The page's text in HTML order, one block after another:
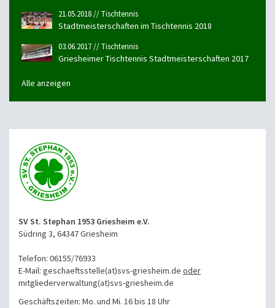
21.05.2018 // Tischtennis
Stadtmeisterschaften im Tischtennis 2018
03.06.2017 // Tischtennis
Griesheimer Tischtennis Stadtmeisterschaften 2017
Alle anzeigen
SV St. Stephan 1953 Griesheim e.V.
Südring 3, 64347 Griesheim
Telefon: 06155/76933
E-Mail: geschaeftsstelle(at)svs-griesheim.de oder
mitgliederverwaltung(at)svs-griesheim.de
Geschäftszeiten: Mo. und Mi. 16 bis 18 Uhr